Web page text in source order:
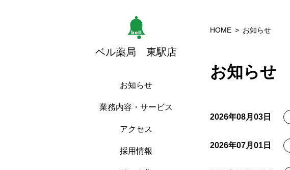
ベル薬局 東駅店
お知らせ
業務内容・サービス
アクセス
採用情報
HOME お知らせ
お知らせ
2026年08月03日
2026年07月01日